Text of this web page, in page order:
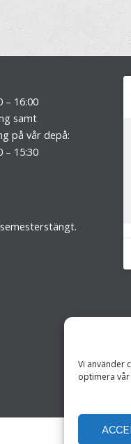
Vi använder
optimera
– 16:00
samt
på vår depå:
– 15:30